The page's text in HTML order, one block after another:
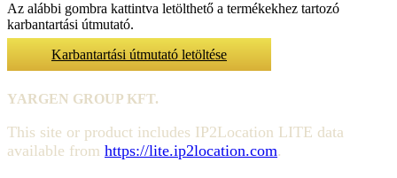
Az alábbi gombra kattintva letölthető a termékekhez tartozó
karbantartási útmutató.
Karbantartási útmutató letöltése
YARGEN GROUP KFT.
This site or product includes IP2Location LITE data
available from https://lite.ip2location.com.